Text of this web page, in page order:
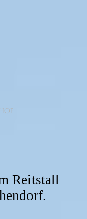
Reitstall